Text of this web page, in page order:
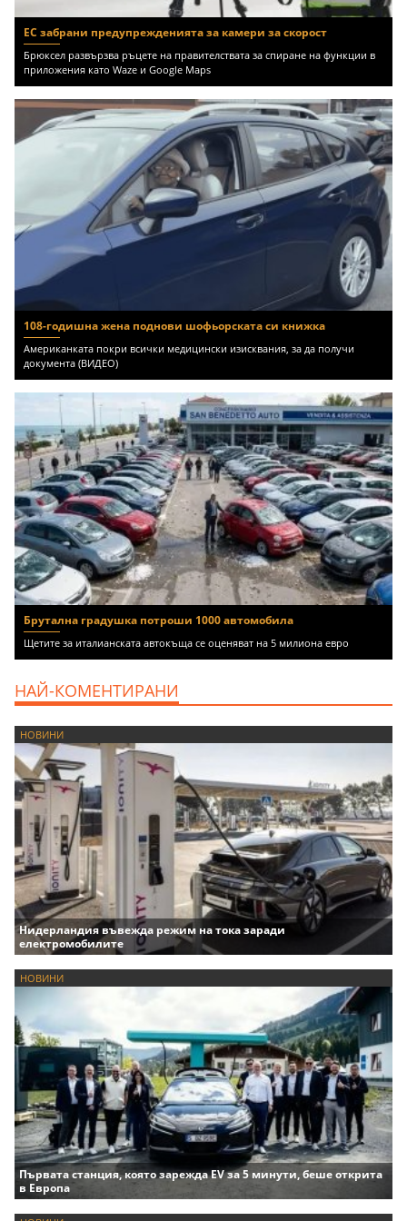
ЕС забрани предупрежденията за камери за скорост
Брюксел развързва ръцете на правителствата за спиране на функции в
приложения като Waze и Google Maps
108-годишна жена поднови шофьорската си книжка
Американката покри всички медицински изисквания, за да получи
документа (ВИДЕО)
Брутална градушка потроши 1000 автомобила
Щетите за италианската автокъща се оценяват на 5 милиона евро
НАЙ-КОМЕНТИРАНИ
НОВИНИ
Нидерландия въвежда режим на тока заради
електромобилите
НОВИНИ
Първата станция, която зарежда EV за 5 минути, беше открита
в Европа